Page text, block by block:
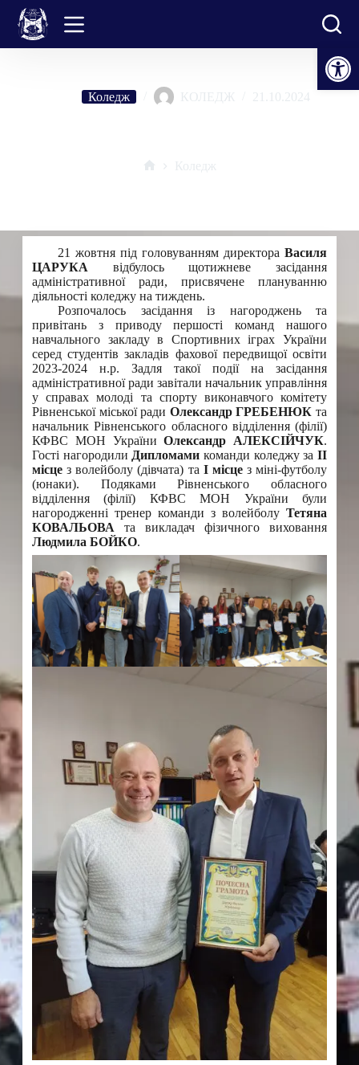
Відкрити Панель інструментів
Перейти
вмісту
Коледж КОЛЕДЖ 21.10.2024
Коледж
21 жовтня під головуванням директора Василя
ЦАРУКА відбулось щотижневе засідання
адміністративної ради, присвячене плануванню
діяльності коледжу на тиждень.
Розпочалось засідання із нагороджень та
привітань з приводу першості команд нашого
навчального закладу в Спортивних іграх України
серед студентів закладів фахової передвищої освіти
2023-2024 н.р. Задля такої події на засідання
адміністративної ради завітали начальник управління
у справах молоді та спорту виконавчого комітету
Рівненської міської ради Олександр ГРЕБЕНЮК та
начальник Рівненського обласного відділення (філії)
КФВС МОН УкраїниОлександр АЛЕКСІЙЧУК.
Гості нагородили Дипломамикоманди коледжу заІІ
місце з волейболу (дівчата) та І місцез міні-футболу
(юнаки). Подяками Рівненського обласного
відділення (філії) КФВС МОН України були
нагородженні тренер команди з волейболу Тетяна
КОВАЛЬОВА та викладач фізичного виховання
Людмила БОЙКО.